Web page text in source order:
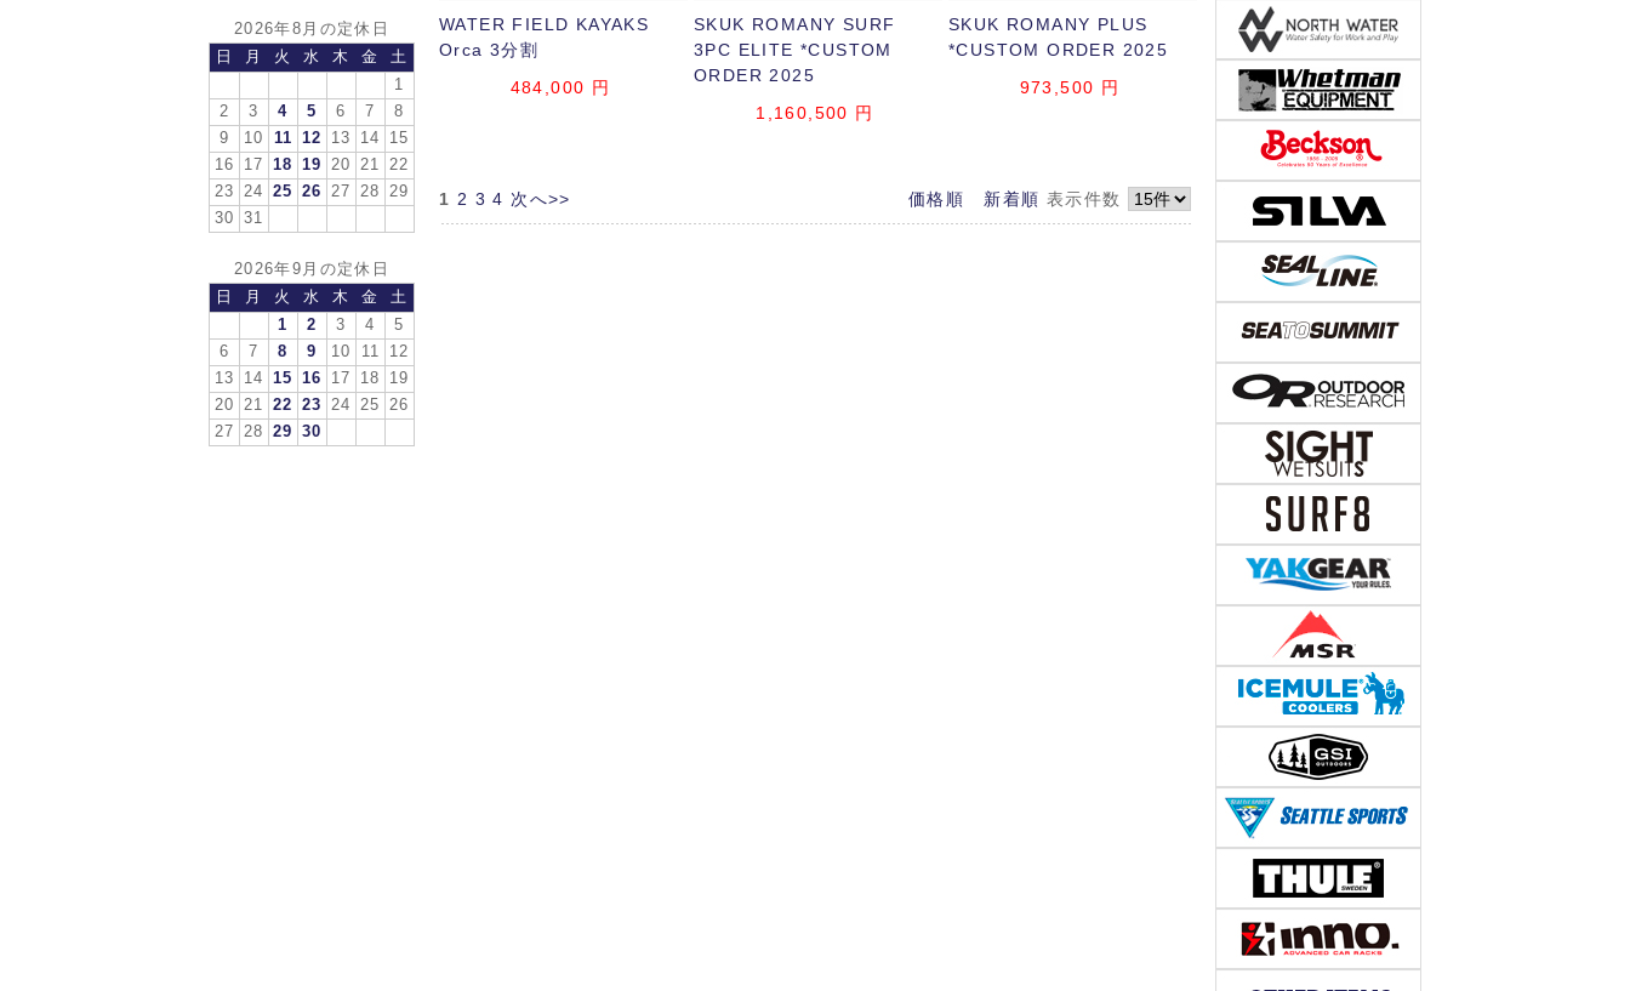
2026年8月の定休日
日
月 火 水 木 金
土
1
2
3 4 5 6 7
8
9
10 11 12 13 14
15
16
17 18 19 20 21
22
23
24 25 26 27 28
29
30
31
2026年9月の定休日
日
月 火 水 木 金
土
1
2 3 4
5
6
7 8 9 10 11
12
13
14 15 16 17 18
19
20
21 22 23 24 25
26
27
28 29 30
WATER FIELD KAYAKS
Orca 3分割
484,000 円
SKUK ROMANY SURF
3PC ELITE *CUSTOM
ORDER 2025
1,160,500 円
SKUK ROMANY PLUS
*CUSTOM ORDER 2025
973,500 円
価格順 新着順 表示件数
1 2 3 4 次へ>>